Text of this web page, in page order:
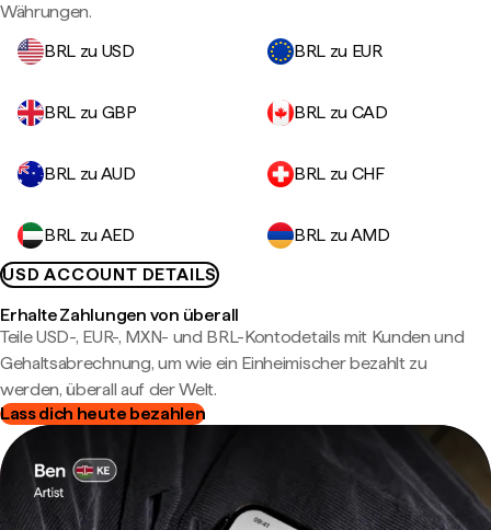
Währungen.
BRL zu USD
BRL zu EUR
BRL zu GBP BRL zu CAD
BRL zu AUD BRL zu CHF
BRL zu AED
BRL zu AMD
USD ACCOUNT DETAILS
Erhalte Zahlungen von überall
Teile USD-, EUR-, MXN- und BRL-Kontodetails mit Kunden und
Gehaltsabrechnung, um wie ein Einheimischer bezahlt zu
werden, überall auf der Welt.
Lass dich heute bezahlen